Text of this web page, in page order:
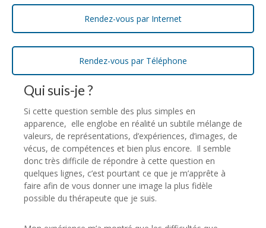
Qui suis-je ?
Si cette question semble des plus simples en
apparence, elle englobe en réalité un subtile mélange de
valeurs, de représentations, d’expériences, d’images, de
vécus, de compétences et bien plus encore. Il semble
donc très difficile de répondre à cette question en
quelques lignes, c’est pourtant ce que je m’apprête à
faire afin de vous donner une image la plus fidèle
possible du thérapeute que je suis.
Rendez-vous par Internet
Rendez-vous par Téléphone